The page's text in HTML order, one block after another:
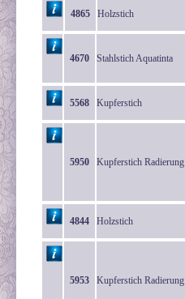
4865 Holzstich
4670 Stahlstich Aquatinta
5568 Kupferstich
5950 Kupferstich Radierung
4844 Holzstich
5953 Kupferstich Radierung